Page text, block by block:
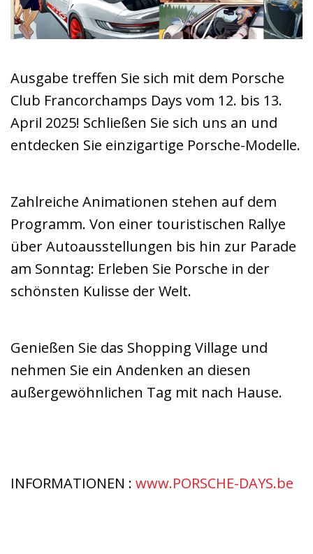
Ausgabe treffen Sie sich mit dem Porsche
Club Francorchamps Days vom 12. bis 13.
April 2025! Schließen Sie sich uns an und
entdecken Sie einzigartige Porsche-Modelle.
Zahlreiche Animationen stehen auf dem
Programm. Von einer touristischen Rallye
über Autoausstellungen bis hin zur Parade
am Sonntag: Erleben Sie Porsche in der
schönsten Kulisse der Welt.
Genießen Sie das Shopping Village und
nehmen Sie ein Andenken an diesen
außergewöhnlichen Tag mit nach Hause.
INFORMATIONEN : www.PORSCHE-DAYS.be